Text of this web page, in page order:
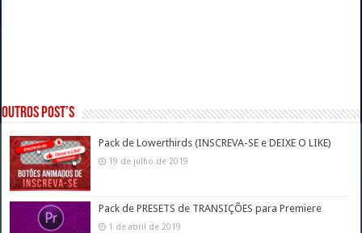
Outros post’s
Pack de Lowerthirds (INSCREVA-SE e DEIXE O LIKE)
19 de julho de 2019
Pack de PRESETS de TRANSIÇÕES para Premiere
1 de abril de 2019